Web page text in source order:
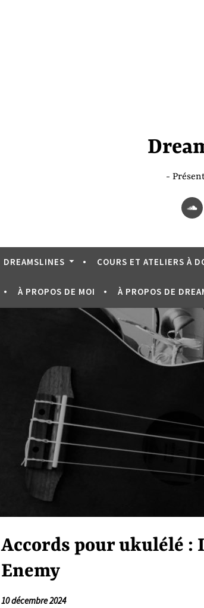
DREAMSLINES COURS ET ATELIERS À
À PROPOS DE MOI À PROPOS DE
Accords pour ukulélé :
Enemy
10 décembre 2024